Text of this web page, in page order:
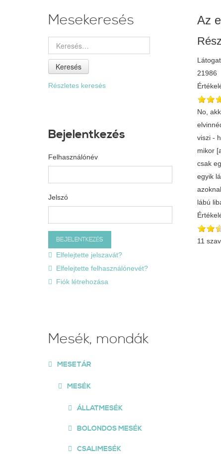
Az
21986
No,
viszi -
mikor
csak
egyik
lábú
11
Mesekeresés
Keresés
Részletes keresés
Bejelentkezés
Felhasználónév
Jelszó
Elfelejtette jelszavát?
Elfelejtette felhasználónevét?
Fiók létrehozása
Mesék, mondák
MESETÁR
MESÉK
ÁLLATMESÉK
BOLONDOS MESÉK
CSALIMESÉK